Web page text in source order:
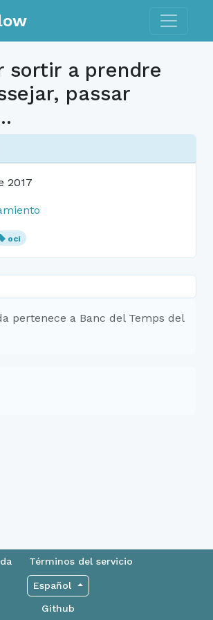
Toggle
sortir a prendre
passar
2017
oci
pertenece a Banc del Temps del
Términos del servicio
Español
Github